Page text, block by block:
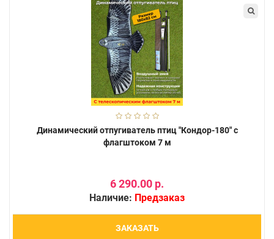
Динамический отпугиватель птиц "Кондор-180" с
флагштоком 7 м
6 290.00 р.
Наличие: Предзаказ
ЗАКАЗАТЬ